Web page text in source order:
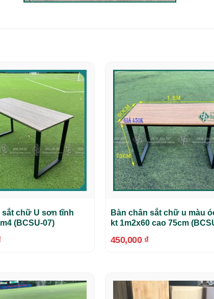
sắt chữ U sơn tĩnh
(BCSU-07)
Bàn chân sắt chữ u màu
kt 1m2x60 cao 75cm
450,000 ₫